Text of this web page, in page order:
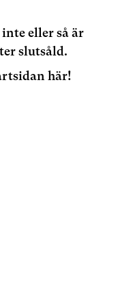
eller så är
slutsåld.
här!